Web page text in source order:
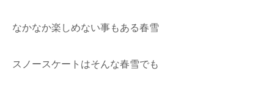
なかなか楽しめない事もある春雪
スノースケートはそんな春雪でも